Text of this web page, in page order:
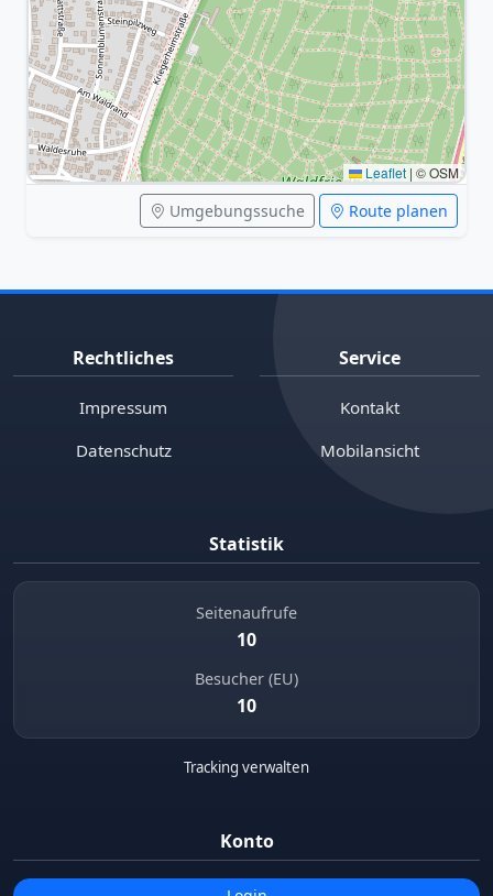
Leaflet | © OSM
Umgebungssuche Route planen
Rechtliches
Impressum
Datenschutz
Service
Kontakt
Mobilansicht
Statistik
Seitenaufrufe
10
Besucher (EU)
10
Tracking verwalten
Konto